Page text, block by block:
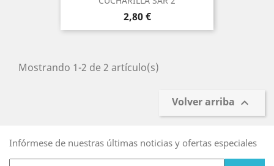
Precio
2,80 €
Mostrando 1-2 de 2 artículo(s)
Volver arriba 
Infórmese de nuestras últimas noticias y ofertas especiales